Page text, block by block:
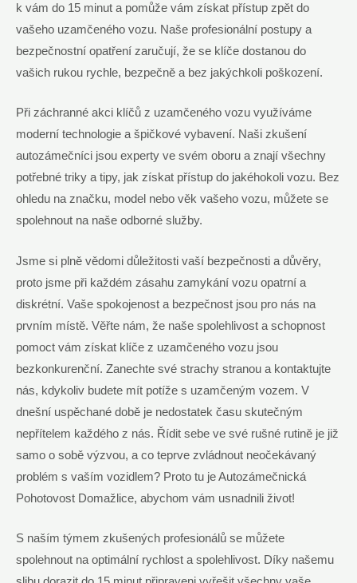
k vám do 15 minut a pomůže vám získat přístup zpět do
vašeho uzamčeného vozu. Naše profesionální postupy a
bezpečnostní opatření zaručují, že se klíče dostanou do
vašich rukou rychle, bezpečně a bez jakýchkoli poškození.
Při záchranné akci klíčů z uzamčeného vozu využíváme
moderní technologie a špičkové vybavení. Naši zkušení
autozámečníci jsou experty ve svém oboru a znají všechny
potřebné triky a tipy, jak získat přístup do jakéhokoli vozu. Bez
ohledu na značku, model nebo věk vašeho vozu, můžete se
spolehnout na naše odborné služby.
Jsme si plně vědomi důležitosti vaší bezpečnosti a důvěry,
proto jsme při každém zásahu zamykání vozu opatrní a
diskrétní. Vaše spokojenost a bezpečnost jsou pro nás na
prvním místě. Věřte nám, že naše spolehlivost a schopnost
pomoct vám získat klíče z uzamčeného vozu jsou
bezkonkurenční. Zanechte své strachy stranou a kontaktujte
nás, kdykoliv budete mít potíže s uzamčeným vozem. V
dnešní uspěchané době je nedostatek času skutečným
nepřítelem každého z nás. Řídit sebe ve své rušné rutině je již
samo o sobě výzvou, a co teprve zvládnout neočekávaný
problém s vaším vozidlem? Proto tu je Autozámečnická
Pohotovost Domažlice, abychom vám usnadnili život!
S naším týmem zkušených profesionálů se můžete
spolehnout na optimální rychlost a spolehlivost. Díky našemu